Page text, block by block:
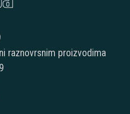
raznovrsnim proizvodima